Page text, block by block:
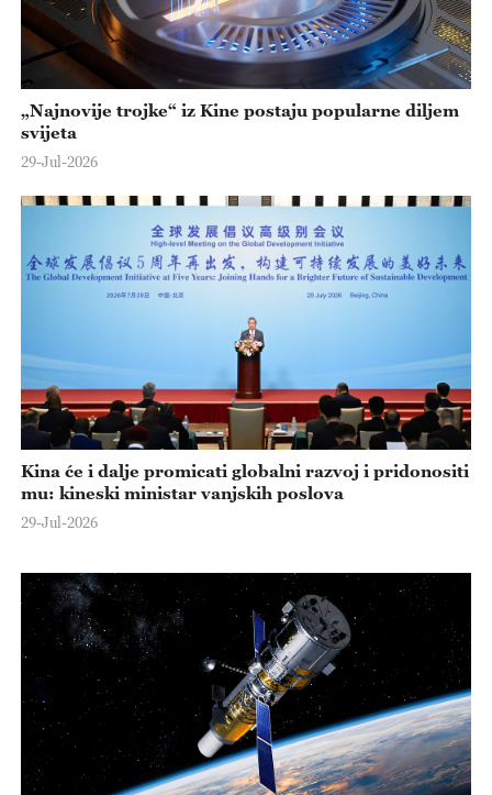
„Najnovije trojke“ iz Kine postaju popularne diljem
svijeta
29-Jul-2026
Kina će i dalje promicati globalni razvoj i pridonositi
mu: kineski ministar vanjskih poslova
29-Jul-2026